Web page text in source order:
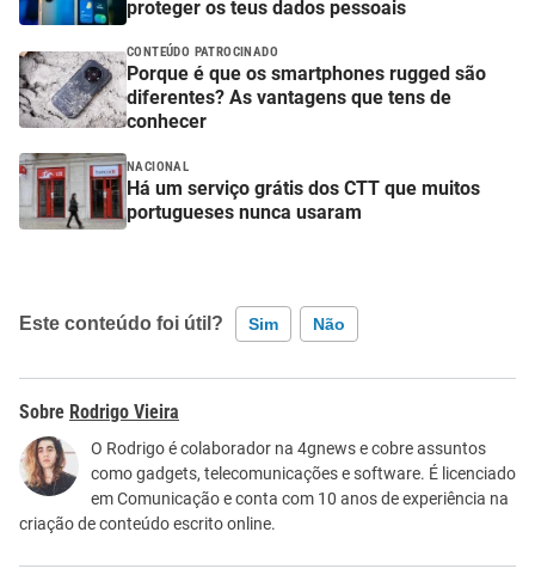
proteger os teus dados pessoais
CONTEÚDO PATROCINADO
Porque é que os smartphones rugged são
diferentes? As vantagens que tens de
conhecer
NACIONAL
Há um serviço grátis dos CTT que muitos
portugueses nunca usaram
Este conteúdo foi útil? Sim Não
Este conteúdo contém informação incorreta
Este conteúdo não tem a informação que procuro
Outro
Rodrigo Vieira
O Rodrigo é colaborador na 4gnews e cobre assuntos
como gadgets, telecomunicações e software. É licenciado
em Comunicação e conta com 10 anos de experiência na
criação de conteúdo escrito online.